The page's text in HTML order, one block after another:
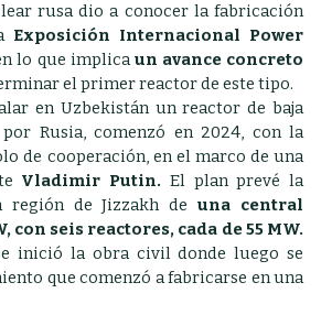
rusa dio a conocer la fabricación
Exposición Internacional Power
lo que implicaun avance concreto
el primer reactor de este tipo.
en Uzbekistán un reactor de baja
Rusia, comenzó en 2024, con la
de cooperación, en el marco de una
Vladimir Putin. El plan prevé la
región de Jizzakh de una central
con seis reactores, cada de 55 MW.
inició la obra civil donde luego se
que comenzó a fabricarse en una